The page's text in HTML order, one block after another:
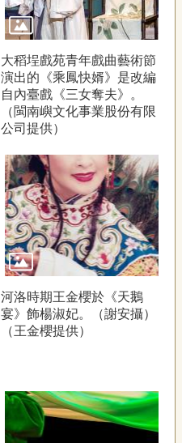
大稻埕戲苑青年戲曲藝術節
演出的《乘鳳快婿》是改編
自內臺戲《三女奪夫》。
（閩南嶼文化事業股份有限
公司提供）
河洛時期王金櫻於《天鵝
宴》飾楊淑妃。（謝安攝）
（王金櫻提供）